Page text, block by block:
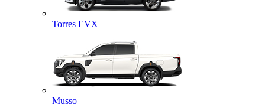
Torres EVX
Musso